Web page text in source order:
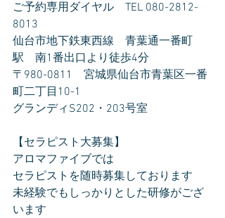
ご予約専用ダイヤル　TEL 080-2812-
8013
仙台市地下鉄東西線　青葉通一番町
駅　南1番出口より徒歩4分
〒980-0811　宮城県仙台市青葉区一番
町二丁目10-1
グランディS202・203号室
【セラピスト大募集】
アロマファイブでは
セラピストを随時募集しております
未経験でもしっかりとした研修がござ
います